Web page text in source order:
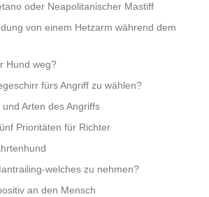
oder Neapolitanischer Mastiff
von einem Hetzarm während dem
Hund weg?
fürs Angriff zu wählen?
Arten des Angriffs
Prioritäten für Richter
welches zu nehmen?
an den Mensch